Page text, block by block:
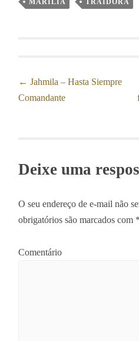
MARÍLIA TRAIDORA
Post
← Jahmila – Hasta Siempre
Comandante
Deixe uma
O seu endereço de e-mail não
obrigatórios são marcados com *
Comentário